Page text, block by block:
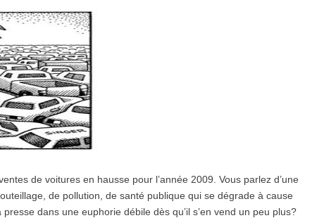
de voitures en hausse pour l’année 2009. Vous parlez d’une
de pollution, de santé publique qui se dégrade à cause
dans une euphorie débile dès qu’il s’en vend un peu plus?